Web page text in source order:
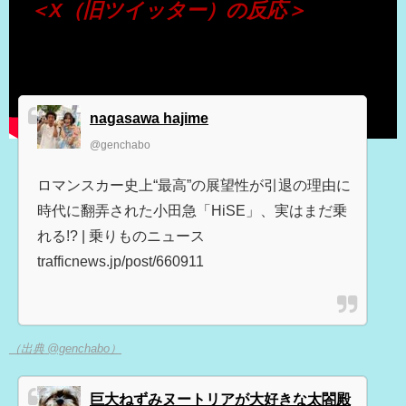
＜X（旧ツイッター）の反応＞
nagasawa hajime
@genchabo
ロマンスカー史上“最高”の展望性が引退の理由に
時代に翻弄された小田急「HiSE」、実はまだ乗
れる!? | 乗りものニュース
trafficnews.jp/post/660911
（出典 @genchabo）
巨大ねずみヌートリアが大好きな太閤殿